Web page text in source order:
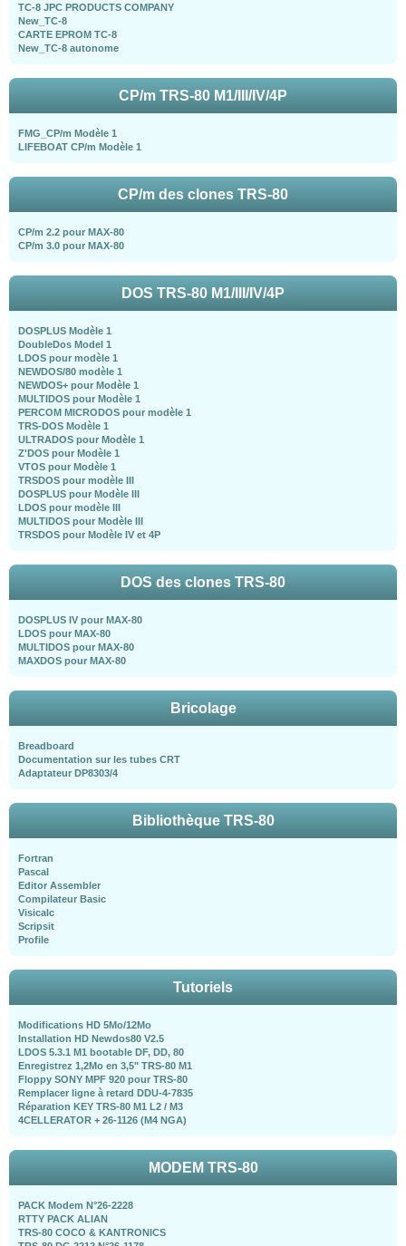
TC-8 JPC PRODUCTS COMPANY
New_TC-8
CARTE EPROM TC-8
New_TC-8 autonome
CP/m TRS-80 M1/III/IV/4P
FMG_CP/m Modèle 1
LIFEBOAT CP/m Modèle 1
CP/m des clones TRS-80
CP/m 2.2 pour MAX-80
CP/m 3.0 pour MAX-80
DOS TRS-80 M1/III/IV/4P
DOSPLUS Modèle 1
DoubleDos Model 1
LDOS pour modèle 1
NEWDOS/80 modèle 1
NEWDOS+ pour Modèle 1
MULTIDOS pour Modèle 1
PERCOM MICRODOS pour modèle 1
TRS-DOS Modèle 1
ULTRADOS pour Modèle 1
Z'DOS pour Modèle 1
VTOS pour Modèle 1
TRSDOS pour modèle III
DOSPLUS pour Modèle III
LDOS pour modèle III
MULTIDOS pour Modèle III
TRSDOS pour Modèle IV et 4P
DOS des clones TRS-80
DOSPLUS IV pour MAX-80
LDOS pour MAX-80
MULTIDOS pour MAX-80
MAXDOS pour MAX-80
Bricolage
Breadboard
Documentation sur les tubes CRT
Adaptateur DP8303/4
Bibliothèque TRS-80
Fortran
Pascal
Editor Assembler
Compilateur Basic
Visicalc
Scripsit
Profile
Tutoriels
Modifications HD 5Mo/12Mo
Installation HD Newdos80 V2.5
LDOS 5.3.1 M1 bootable DF, DD, 80
Enregistrez 1,2Mo en 3,5" TRS-80 M1
Floppy SONY MPF 920 pour TRS-80
Remplacer ligne à retard DDU-4-7835
Réparation KEY TRS-80 M1 L2 / M3
4CELLERATOR + 26-1126 (M4 NGA)
MODEM TRS-80
PACK Modem N°26-2228
RTTY PACK ALIAN
TRS-80 COCO & KANTRONICS